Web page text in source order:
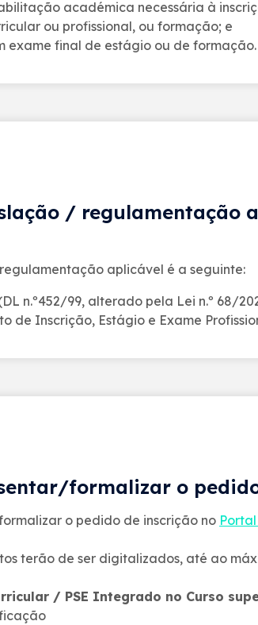
académica necessária à
ou profissional, ou formação; e
exame final de estágio ou de formação.
/ regulamentação
aplicável é a seguinte:
n.º452/99, alterado pela Lei n.º 68/
de Inscrição, Estágio e Exame
formalizar o
o pedido de inscrição no
terão de ser digitalizados, até ao
/ PSE Integrado no Curso